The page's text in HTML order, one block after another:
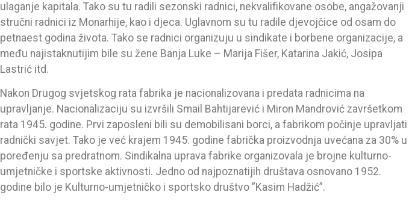
ulaganje kapitala. Tako su tu radili sezonski radnici, nekvalifikovane osobe, angažovanji
stručni radnici iz Monarhije, kao i djeca. Uglavnom su tu radile djevojčice od osam do
petnaest godina života. Tako se radnici organizuju u sindikate i borbene organizacije, a
među najistaknutijim bile su žene Banja Luke – Marija Fišer, Katarina Jakić, Josipa
Lastrić itd.
Nakon Drugog svjetskog rata fabrika je nacionalizovana i predata radnicima na
upravljanje. Nacionalizaciju su izvršili Smail Bahtijarević i Miron Mandrović završetkom
rata 1945. godine. Prvi zaposleni bili su demobilisani borci, a fabrikom počinje upravljati
radnički savjet. Tako je već krajem 1945. godine fabrička proizvodnja uvećana za 30% u
poređenju sa predratnom. Sindikalna uprava fabrike organizovala je brojne kulturno-
umjetničke i sportske aktivnosti. Jedno od najpoznatijih društava osnovano 1952.
godine bilo je Kulturno-umjetničko i sportsko društvo ”Kasim Hadžić”.